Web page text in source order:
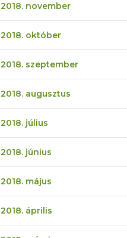
2018. november
2018. október
2018. szeptember
2018. augusztus
2018. július
2018. június
2018. május
2018. április